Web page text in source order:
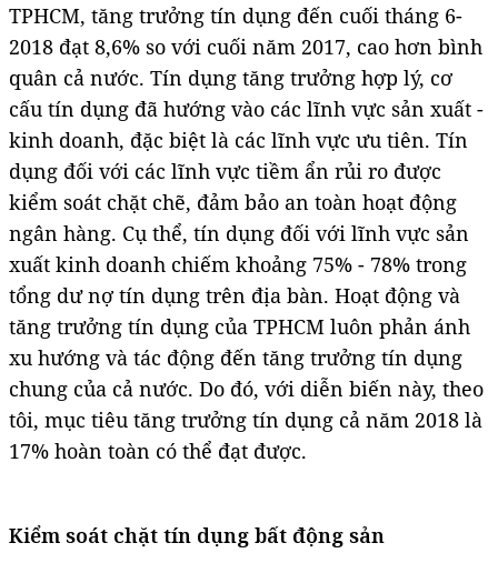
TPHCM, tăng trưởng tín dụng đến cuối tháng 6-
2018 đạt 8,6% so với cuối năm 2017, cao hơn bình
quân cả nước. Tín dụng tăng trưởng hợp lý, cơ
cấu tín dụng đã hướng vào các lĩnh vực sản xuất -
kinh doanh, đặc biệt là các lĩnh vực ưu tiên. Tín
dụng đối với các lĩnh vực tiềm ẩn rủi ro được
kiểm soát chặt chẽ, đảm bảo an toàn hoạt động
ngân hàng. Cụ thể, tín dụng đối với lĩnh vực sản
xuất kinh doanh chiếm khoảng 75% - 78% trong
tổng dư nợ tín dụng trên địa bàn. Hoạt động và
tăng trưởng tín dụng của TPHCM luôn phản ánh
xu hướng và tác động đến tăng trưởng tín dụng
chung của cả nước. Do đó, với diễn biến này, theo
tôi, mục tiêu tăng trưởng tín dụng cả năm 2018 là
17% hoàn toàn có thể đạt được.
Kiểm soát chặt tín dụng bất động sản